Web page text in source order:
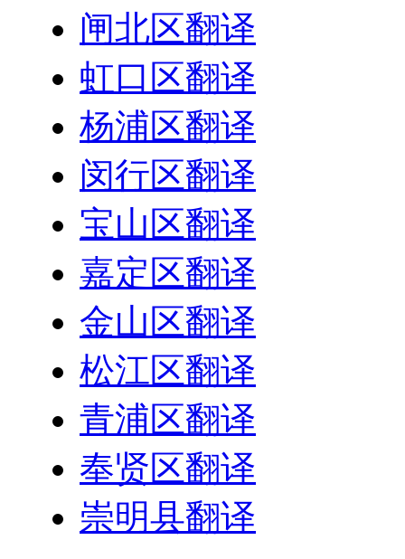
闸北区翻译
虹口区翻译
杨浦区翻译
闵行区翻译
宝山区翻译
嘉定区翻译
金山区翻译
松江区翻译
青浦区翻译
奉贤区翻译
崇明县翻译